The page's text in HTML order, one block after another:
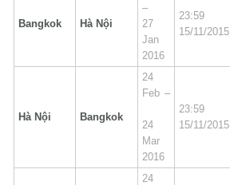
Bangkok Hà Nội
–
27
Jan
2016
23:59
15/11/2015
Hà Nội Bangkok
24
Feb –
24
Mar
2016
23:59
15/11/2015
24